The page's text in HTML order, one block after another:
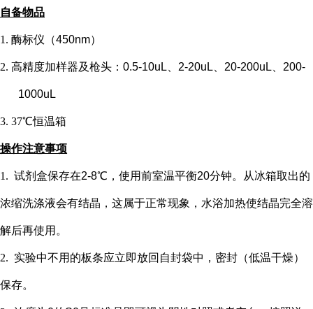
自备物品
1. 酶标仪（450nm）
2. 高精度加样器及枪头： 0.5-10uL、2-20uL、20-200uL、200-
1000uL
3. 37℃恒温箱
操作注意事项
1. 试剂盒保存在2-8℃，使用前室温平衡20分钟。从冰箱取出的
浓缩洗涤液会有结晶，这属于正常现象，水浴加热使结晶完全溶
解后再使用。
2. 实验中不用的板条应立即放回自封袋中，密封（低温干燥）
保存。